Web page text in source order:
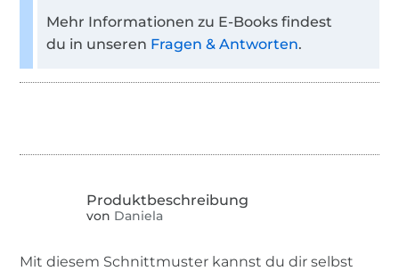
Mehr Informationen zu E-Books findest
du in unseren Fragen & Antworten.
von Daniela
Mit diesem Schnittmuster kannst du dir selbst